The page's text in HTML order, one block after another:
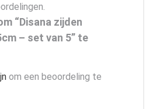
“Disana zijden
– set van 5” te
om een beoordeling te